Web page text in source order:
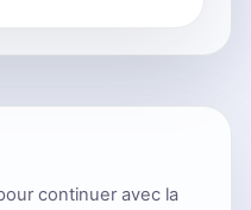
continuer avec la